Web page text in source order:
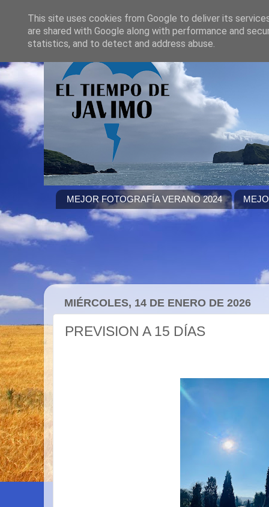
MEJOR FOTOGRAFÍA VERANO 2024
MIÉRCOLES, 14 DE ENERO DE 2026
PREVISION A 15 DÍAS
This site uses cookies from Google to deliver its
are shared with Google along with performance and
statistics, and to detect and address abuse.